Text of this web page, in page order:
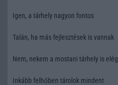
Igen, a tárhely nagyon fontos
Talán, ha más fejlesztések is vannak
Nem, nekem a mostani tárhely is elég
Inkább felhőben tárolok mindent